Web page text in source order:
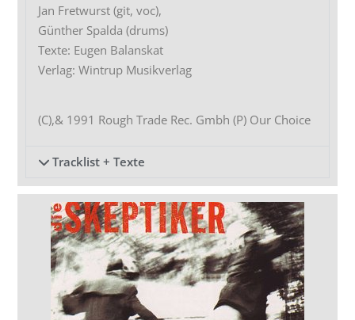
Jan Fretwurst (git, voc),
Günther Spalda (drums)
Texte: Eugen Balanskat
Verlag: Wintrup Musikverlag
(C),& 1991 Rough Trade Rec. Gmbh (P) Our Choice
Tracklist + Texte